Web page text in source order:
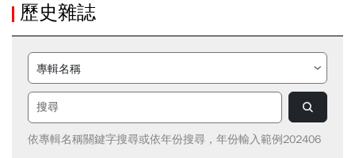
歷史雜誌
依專輯名稱關鍵字搜尋或依年份搜尋，年份輸入範例202406